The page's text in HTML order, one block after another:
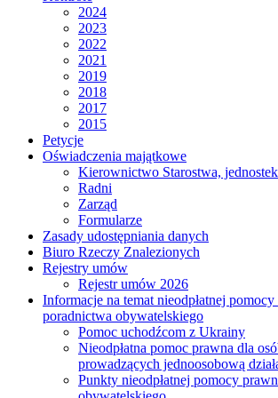
2024
2023
2022
2021
2019
2018
2017
2015
Petycje
Oświadczenia majątkowe
Kierownictwo Starostwa, jednostek
Radni
Zarząd
Formularze
Zasady udostępniania danych
Biuro Rzeczy Znalezionych
Rejestry umów
Rejestr umów 2026
Informacje na temat nieodpłatnej
poradnictwa obywatelskiego
Pomoc uchodźcom z Ukrainy
Nieodpłatna pomoc prawna dla
prowadzących jednoosobową
Punkty nieodpłatnej pomocy